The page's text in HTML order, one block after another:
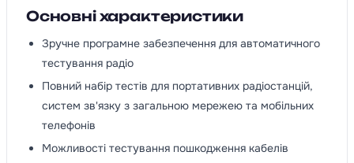
Основні характеристики
Зручне програмне забезпечення для автоматичного
тестування радіо
Повний набір тестів для портативних радіостанцій,
систем зв'язку з загальною мережею та мобільних
телефонів
Можливості тестування пошкодження кабелів